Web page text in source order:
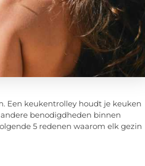
Een keukentrolley houdt je keuken
benodigdheden binnen
5 redenen waarom elk gezin